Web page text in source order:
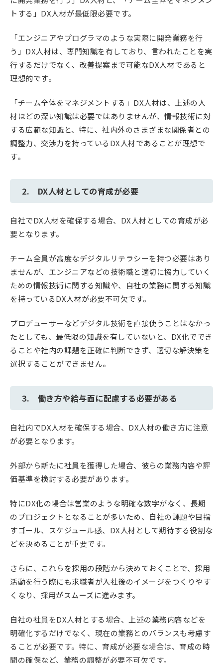
トする」DX人材が最低限必要です。
「エンジニアやプログラマのような実際に開発業務を行
う」DX人材は、専門知識を有しており、言われたことを実
行するだけでなく、改善提案まで可能なDX人材であると
理想的です。
「チーム全体をマネジメントする」DX人材は、上述の人
材ほどの深い知識は必要ではありませんが、情報技術に対
する広範な知識と、特に、社内外のさまざまな関係者との
調整力、交渉力を持っているDX人材であることが理想で
す。
2. DX人材としての育成が必要
自社でDX人材を確保する場合、DX人材としての育成が必
要となります。
チーム全員が高度なデジタルリテラシーを持つ必要はあり
ませんが、エンジニアなどの技術職と適切に協力していく
ための情報技術に関する知識や、自社の業務に関する知識
を持っているDX人材が必要不可欠です。
プロデューサーなどデジタル技術を直接使うことはなかっ
たとしても、最低限の知識を有していないと、DX化ででき
ることや社内の課題を正確に判断できず、適切な解決策を
選択することができません。
3. 働き方や給与面に配慮する必要がある
自社内でDX人材を確保する場合、DX人材の働き方に注意
が必要となります。
外部から新たに社員を獲得した場合、彼らの業務内容や評
価基準を検討する必要があります。
特にDX化の場合は営業のような明確な数字がなく、長期
のプロジェクトとなることが多いため、自社の課題や目指
すゴール、スケジュール感、DX人材として期待する役割な
どを決めることが重要です。
さらに、これらを採用の段階から決めておくことで、採用
活動を行う際にも求職者が入社後のイメージをつくりやす
くなり、採用がスムーズに進みます。
自社の社員をDX人材とする場合、上述の業務内容などを
明確化するだけでなく、現在の業務とのバランスも考慮す
ることが必要です。特に、育成が必要な場合は、育成の時
間の確保など、業務の調整が必要不可欠です。